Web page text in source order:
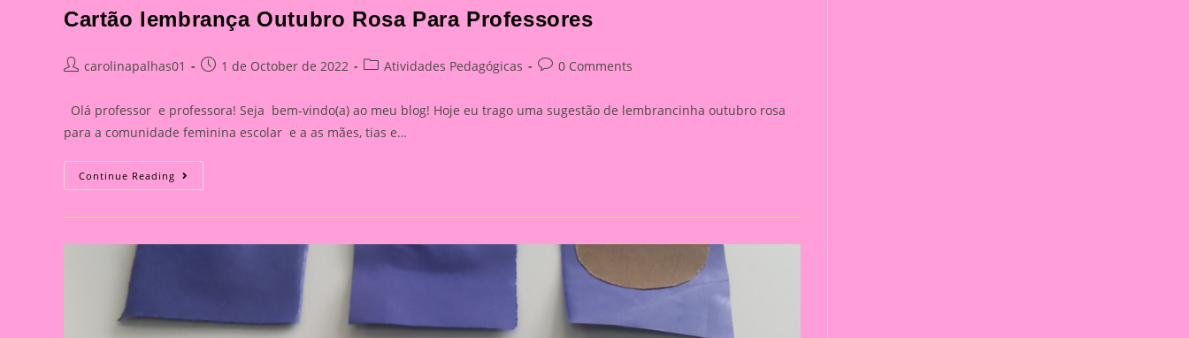
Cartão lembrança Outubro Rosa Para Professores
Postcarolinapalhas01
Post1 de October de 2022
PostAtividades Pedagógicas
Post0 Comments
Olá professor e professora! Seja bem-vindo(a) ao meu blog! Hoje eu trago uma sugestão de lembrancinha outubro rosa
para a comunidade feminina escolar e a as mães, tias e…
Continue Reading Cartão
Lembrança